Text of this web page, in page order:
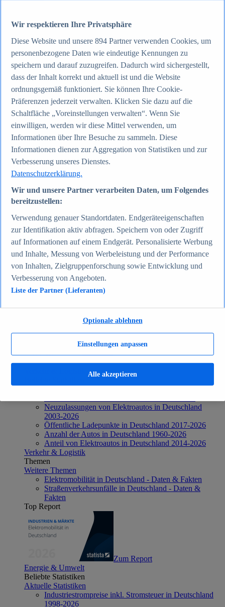
Soziale Netzwerke in Deutschland nach Generationen
Instagram - Nutzung nach Alter und Geschlecht in
Deutschland 2025
Podcasts - Nutzung 2016-2025
Internet
Themen
Weitere Themen
Social Media - Daten & Fakten
TikTok - Daten & Fakten
Top Report
Gesellschaft
Aktuelle Statistiken
Bevölkerung Deutschlands nach relevanten
Die reichsten Menschen der Welt 2026
Empfänger von Arbeitslosengeld II / Sozialgeld /
Bürgergeld in Deutschland 2005-2025
Ausländer in Deutschland nach Nationalität 2025
Demografie: Altersstruktur in Deutschland 2024
Gesellschaft
Weitere Themen
Demografischer Wandel - Daten & Fakten
Top Report
Zum Report
Neuzulassungen von Elektroautos in Deutschland
2003-2026
Öffentliche Ladepunkte in Deutschland 2017-2026
Anzahl der Autos in Deutschland 1960-2026
Anteil von Elektroautos in Deutschland 2014-2026
Verkehr & Logistik
Themen
Weitere Themen
Elektromobilität in Deutschland - Daten & Fakten
Straßenverkehrsunfälle in Deutschland - Daten &
Fakten
Top Report
Zum Report
Energie & Umwelt
Beliebte Statistiken
Aktuelle Statistiken
Industriestrompreise inkl. Stromsteuer in Deutschland
1998-2026
Wir respektieren Ihre Privatsphäre
Diese Website und unsere 894 Partner verwenden Cookies, um
personenbezogene Daten wie eindeutige Kennungen zu
speichern und darauf zuzugreifen. Dadurch wird sichergestellt,
dass der Inhalt korrekt und aktuell ist und die Website
ordnungsgemäß funktioniert. Sie können Ihre Cookie-
Präferenzen jederzeit verwalten. Klicken Sie dazu auf die
Schaltfläche „Voreinstellungen verwalten“. Wenn Sie
einwilligen, werden wir diese Mittel verwenden, um
Informationen über Ihre Besuche zu sammeln. Diese
Informationen dienen zur Aggregation von Statistiken und zur
Verbesserung unseres Dienstes.
Datenschutzerklärung.
Wir und unsere Partner verarbeiten Daten, um Folgendes
bereitzustellen:
Verwendung genauer Standortdaten. Endgeräteeigenschaften
zur Identifikation aktiv abfragen. Speichern von oder Zugriff
auf Informationen auf einem Endgerät. Personalisierte Werbung
und Inhalte, Messung von Werbeleistung und der Performance
von Inhalten, Zielgruppenforschung sowie Entwicklung und
Verbesserung von Angeboten.
Liste der Partner (Lieferanten)
Einstellungen anpassen
Optionale ablehnen
Alle akzeptieren